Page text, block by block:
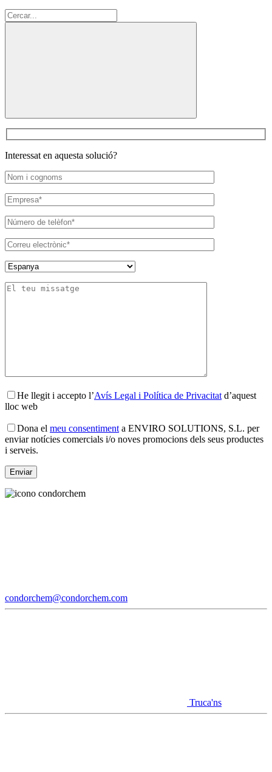
Cerca:
Interessat en aquesta solució?
He llegit i accepto l’Avís Legal i Política de Privacitat d’aquest
lloc web
Dona el meu consentiment a ENVIRO SOLUTIONS, S.L. per
enviar notícies comercials i/o noves promocions dels seus productes
i serveis.
condorchem@condorchem.com
Truca'ns